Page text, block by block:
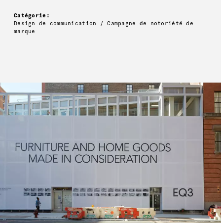
Catégorie:
Design de communication / Campagne de notoriété de
marque